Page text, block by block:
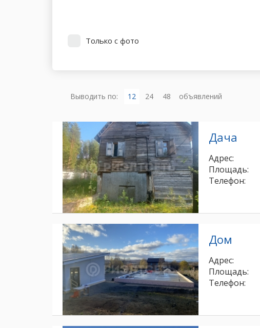
Только с фото
Выводить по: 12 24 48 объявлений
Дача
Адрес:
Площадь:
Телефон:
Дом
Адрес:
Площадь:
Телефон: